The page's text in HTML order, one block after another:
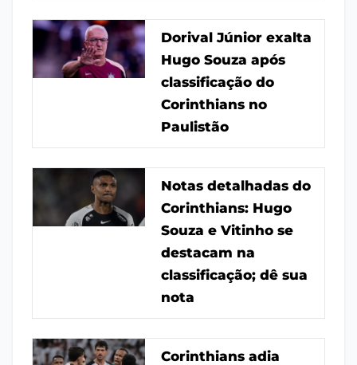
Dorival Júnior exalta
Hugo Souza após
classificação do
Corinthians no
Paulistão
Notas detalhadas do
Corinthians: Hugo
Souza e Vitinho se
destacam na
classificação; dê sua
nota
Corinthians adia